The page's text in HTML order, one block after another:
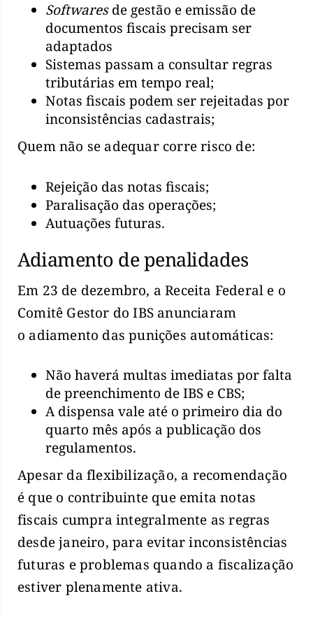
Softwaresde gestão e emissão de
documentos fiscais precisam ser
adaptados
Sistemas passam a consultar regras
tributárias em tempo real;
Notas fiscais podem ser rejeitadas por
inconsistências cadastrais;
Quem não se adequar corre risco de:
Rejeição das notas fiscais;
Paralisação das operações;
Autuações futuras.
Adiamento de penalidades
Em 23 de dezembro, a Receita Federal e o
Comitê Gestor do IBS anunciaram
o adiamento das punições automáticas:
Não haverá multas imediatas por falta
de preenchimento de IBS e CBS;
A dispensa vale até o primeiro dia do
quarto mês após a publicação dos
regulamentos.
Apesar da flexibilização, a recomendação
é que o contribuinte que emita notas
fiscais cumpra integralmente as regras
desde janeiro, para evitar inconsistências
futuras e problemas quando a fiscalização
estiver plenamente ativa.